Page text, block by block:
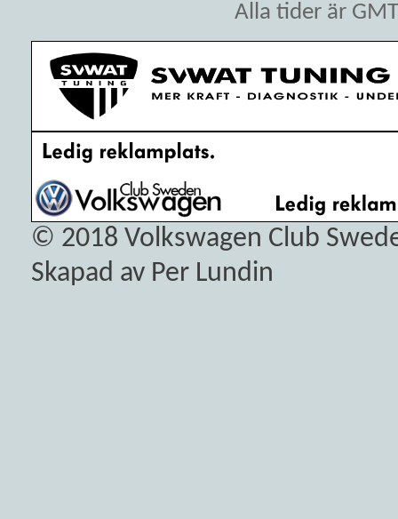
Alla tider är
© 2018 Volkswagen Club
Skapad av Per Lundin